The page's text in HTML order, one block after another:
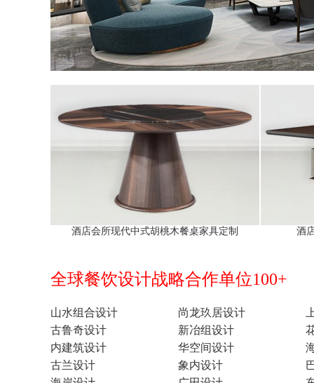
酒店会所现代中式胡桃木餐桌家具定制 酒
全球餐饮设计战略合作单位100+
山水组合设计 尚龙玖居设计
古鲁奇设计
新冶组设计
内建筑设计
华空间设计
古兰设计
象内设计